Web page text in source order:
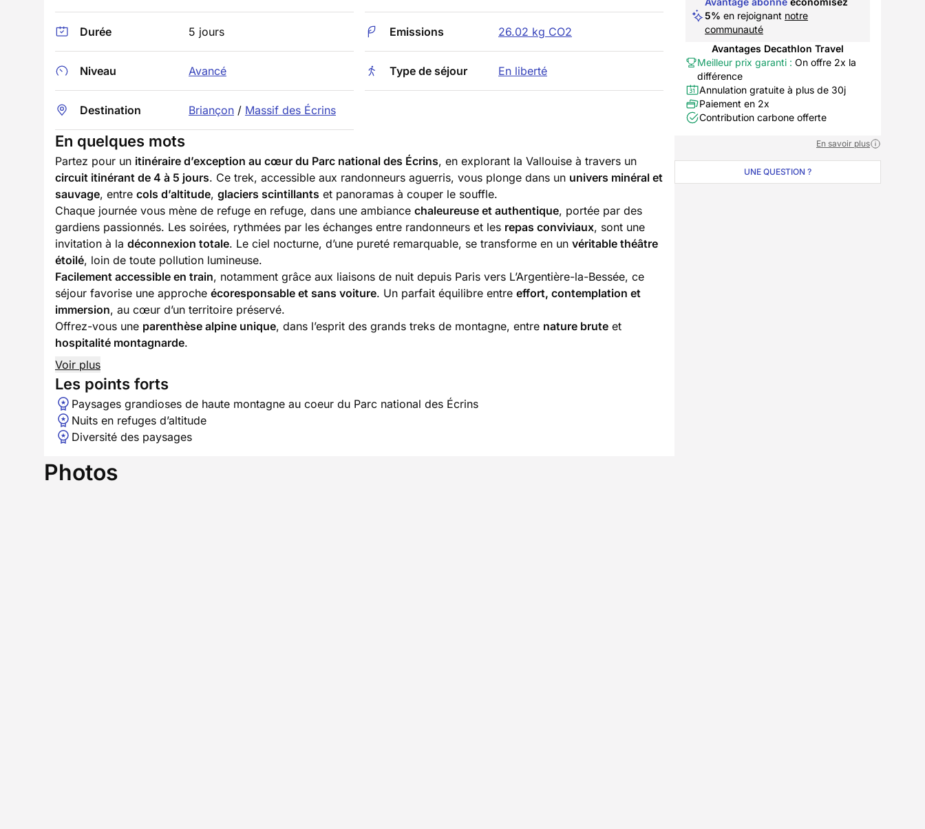
Durée 5 jours
Niveau Avancé
Destination Briançon / Massif des Écrins
Emissions 26.02 kg CO2
Type de séjour En liberté
En quelques mots
Partez pour un itinéraire d’exception au cœur du Parc national des Écrins, en explorant la Vallouise à travers un
circuit itinérant de 4 à 5 jours. Ce trek, accessible aux randonneurs aguerris, vous plonge dans un univers minéral et
sauvage, entre cols d’altitude, glaciers scintillants et panoramas à couper le souffle.
Chaque journée vous mène de refuge en refuge, dans une ambiance chaleureuse et authentique, portée par des
gardiens passionnés. Les soirées, rythmées par les échanges entre randonneurs et les repas conviviaux, sont une
invitation à la déconnexion totale. Le ciel nocturne, d’une pureté remarquable, se transforme en un véritable théâtre
étoilé, loin de toute pollution lumineuse.
Facilement accessible en train, notamment grâce aux liaisons de nuit depuis Paris vers L’Argentière-la-Bessée, ce
séjour favorise une approche écoresponsable et sans voiture. Un parfait équilibre entre effort, contemplation et
immersion, au cœur d’un territoire préservé.
Offrez-vous une parenthèse alpine unique, dans l’esprit des grands treks de montagne, entre nature brute et
hospitalité montagnarde.
Voir plus
Les points forts
Paysages grandioses de haute montagne au coeur du Parc national des Écrins
Nuits en refuges d’altitude
Diversité des paysages
Photos
5% en rejoignant notre
communauté
Avantages Decathlon Travel
Meilleur prix garanti : On offre 2x la
différence
Annulation gratuite à plus de 30j
Paiement en 2x
Contribution carbone offerte
En savoir plus
UNE QUESTION ?